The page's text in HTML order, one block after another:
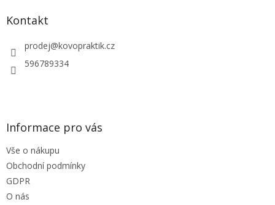
Kontakt
prodej@kovopraktik.cz
596789334
Informace pro vás
Vše o nákupu
Obchodní podmínky
GDPR
O nás